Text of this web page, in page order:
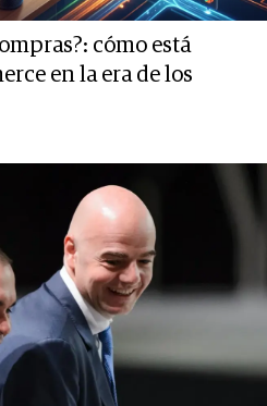
cómo está
en la era de los